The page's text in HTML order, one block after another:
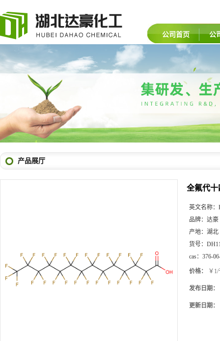
公司首页 公
产品展厅
全氟代十
英文名称：
品牌： 达豪
产地： 湖北
货号：
cas： 376-
价格： ￥
发布日期：
更新日期：